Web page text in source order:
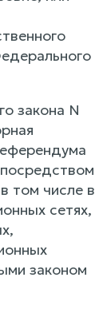
закона N
том числе в
сетях,
законом